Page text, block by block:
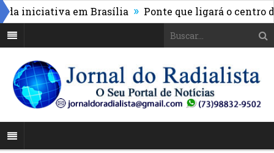
iniciativa em Brasília » Ponte que ligará o centro de